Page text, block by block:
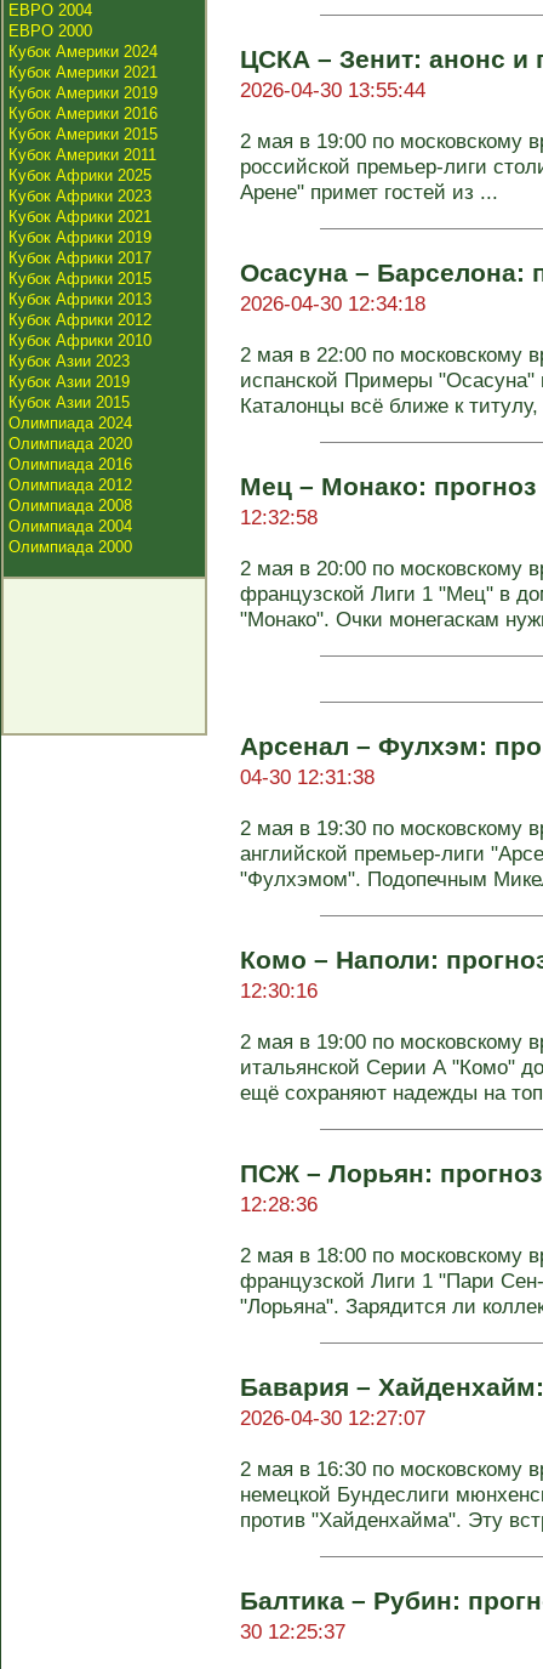
ЕВРО 2004
ЕВРО 2000
Кубок Америки 2024
Кубок Америки 2021
Кубок Америки 2019
Кубок Америки 2016
Кубок Америки 2015
Кубок Америки 2011
Кубок Африки 2025
Кубок Африки 2023
Кубок Африки 2021
Кубок Африки 2019
Кубок Африки 2017
Кубок Африки 2015
Кубок Африки 2013
Кубок Африки 2012
Кубок Африки 2010
Кубок Азии 2023
Кубок Азии 2019
Кубок Азии 2015
Олимпиада 2024
Олимпиада 2020
Олимпиада 2016
Олимпиада 2012
Олимпиада 2008
Олимпиада 2004
Олимпиада 2000
ЦСКА – Зенит: анонс и
2026-04-30 13:55:44
2 мая в 19:00 по московскому
российской премьер-лиги
Арене" примет гостей из ...
Осасуна – Барселона:
2026-04-30 12:34:18
2 мая в 22:00 по московскому
испанской Примеры
Каталонцы всё ближе к
Мец – Монако:
12:32:58
2 мая в 20:00 по московскому
французской Лиги 1 "Мец" в
"Монако". Очки монегаскам
Арсенал – Фулхэм:
04-30 12:31:38
2 мая в 19:30 по московскому
английской премьер-лиги
"Фулхэмом". Подопечным
Комо – Наполи:
12:30:16
2 мая в 19:00 по московскому
итальянской Серии А "Комо"
ещё сохраняют надежды на
ПСЖ – Лорьян:
12:28:36
2 мая в 18:00 по московскому
французской Лиги 1 "Пари
"Лорьяна". Зарядится ли
Бавария –
2026-04-30 12:27:07
2 мая в 16:30 по московскому
немецкой Бундеслиги
против "Хайденхайма". Эту
Балтика – Рубин:
30 12:25:37